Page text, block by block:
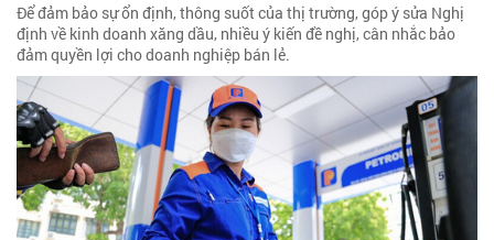
Để đảm bảo sự ổn định, thông suốt của thị trường, góp ý sửa Nghị
định về kinh doanh xăng dầu, nhiều ý kiến đề nghị, cân nhắc bảo
đảm quyền lợi cho doanh nghiệp bán lẻ.